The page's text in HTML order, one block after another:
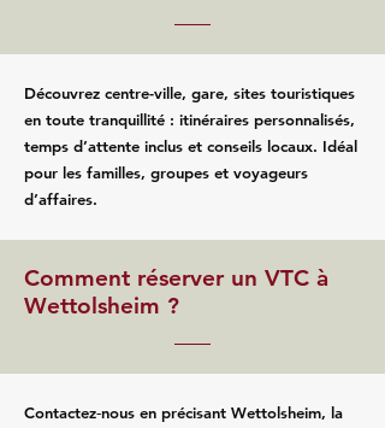
Découvrez centre-ville, gare, sites touristiques
en toute tranquillité : itinéraires personnalisés,
temps d’attente inclus et conseils locaux. Idéal
pour les familles, groupes et voyageurs
d’affaires.
Comment réserver un VTC à
Wettolsheim ?
Contactez‑nous en précisant Wettolsheim, la